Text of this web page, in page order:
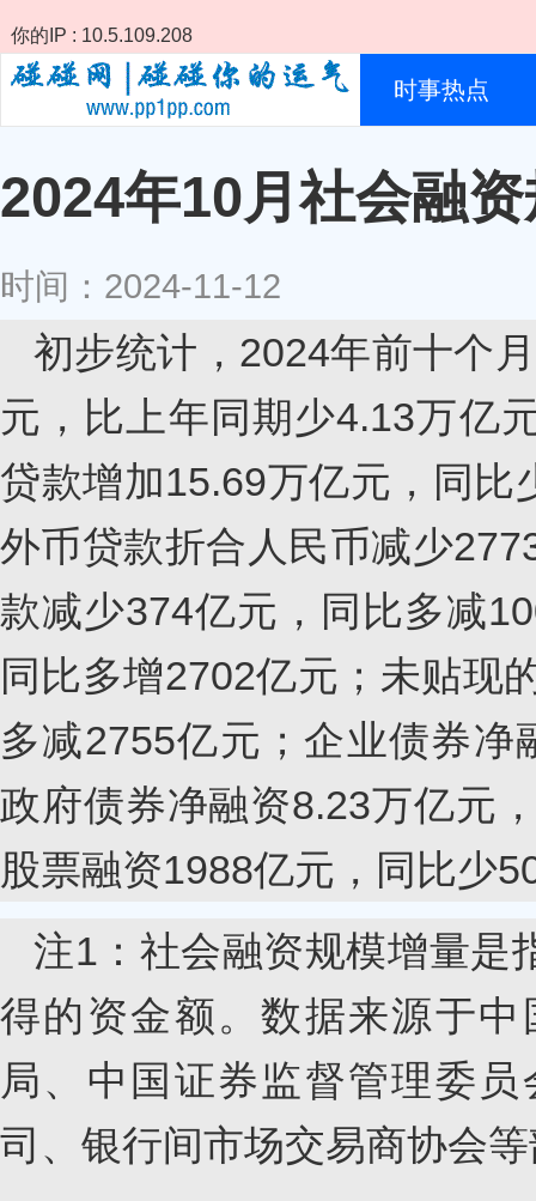
你的IP : 10.5.109.208
时事热点
2024年10月社会融
时间：2024-11-12
初步统计，2024年前十个
元，比上年同期少4.13万亿
贷款增加15.69万亿元，同
外币贷款折合人民币减少
款减少374亿元，同比多减
同比多增2702亿元；未贴现
多减2755亿元；企业债券
政府债券净融资8.23万亿元
股票融资1988亿元，同比少
注1：社会融资规模增量是
得的资金额。数据来源于
局、中国证券监督管理委
司、银行间市场交易商协会